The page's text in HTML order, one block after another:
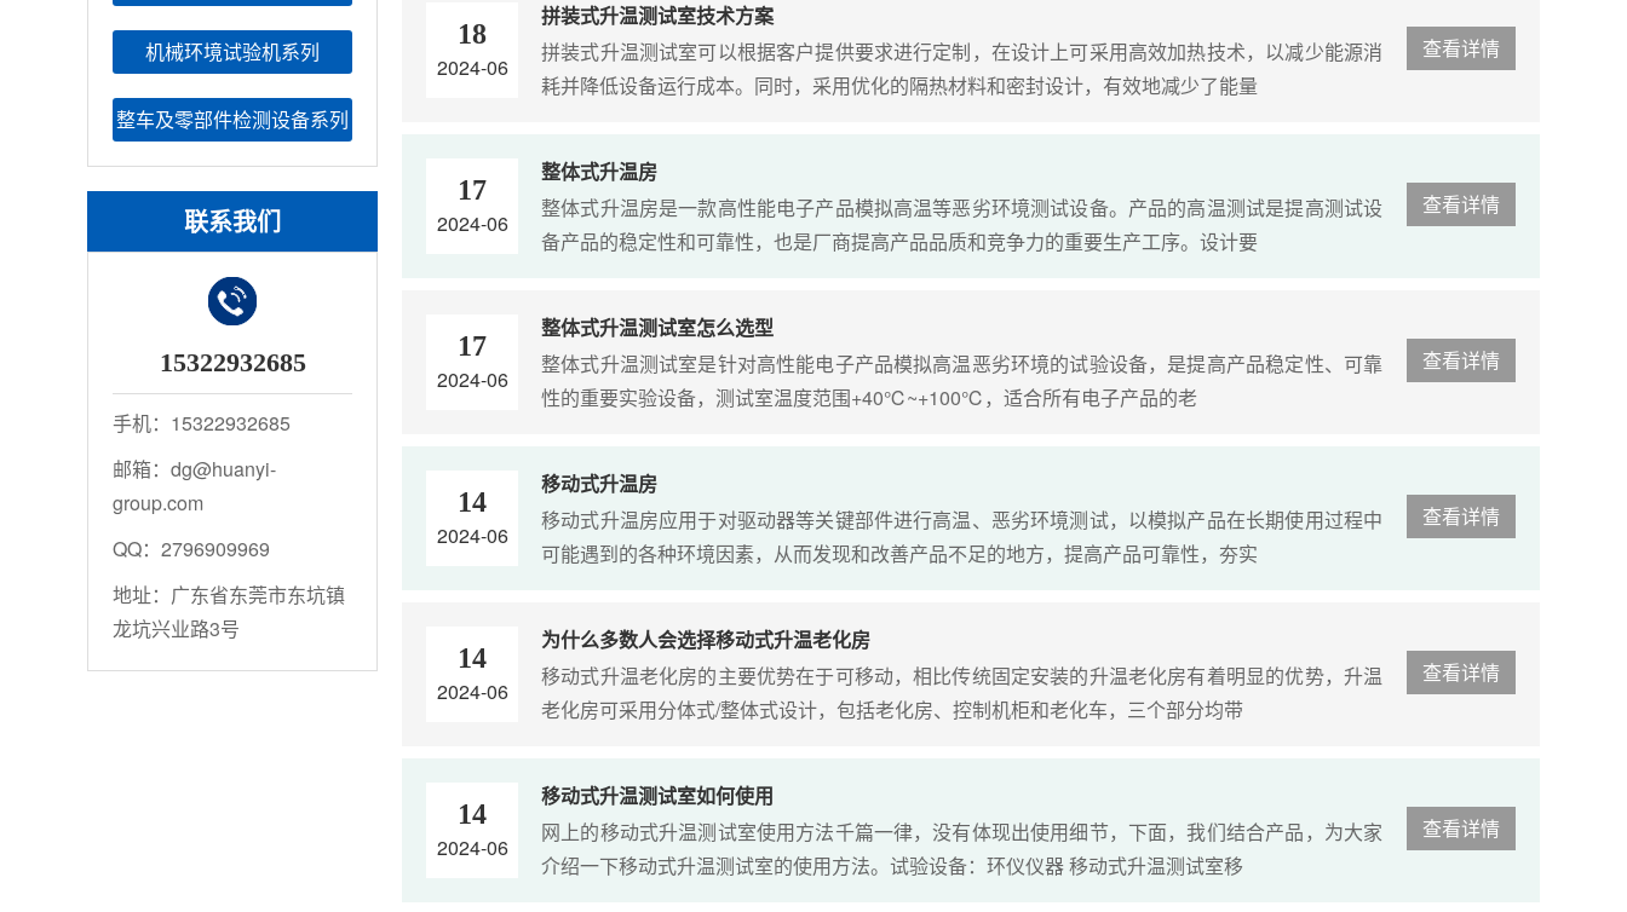
机械环境试验机系列
整车及零部件检测设备系列
联系我们
15322932685
手机：15322932685
邮箱：dg@huanyi-
group.com
QQ：2796909969
地址：广东省东莞市东坑镇
龙坑兴业路3号
查看详情
18
2024-06
拼装式升温测试室技术方案
拼装式升温测试室可以根据客户提供要求进行定制，在设计上可采用高效加热技术，以减少能源消
耗并降低设备运行成本。同时，采用优化的隔热材料和密封设计，有效地减少了能量
查看详情
17
2024-06
整体式升温房
整体式升温房是一款高性能电子产品模拟高温等恶劣环境测试设备。产品的高温测试是提高测试设
备产品的稳定性和可靠性，也是厂商提高产品品质和竞争力的重要生产工序。设计要
查看详情
17
2024-06
整体式升温测试室怎么选型
整体式升温测试室是针对高性能电子产品模拟高温恶劣环境的试验设备，是提高产品稳定性、可靠
性的重要实验设备，测试室温度范围+40℃~+100℃，适合所有电子产品的老
查看详情
14
2024-06
移动式升温房
移动式升温房应用于对驱动器等关键部件进行高温、恶劣环境测试，以模拟产品在长期使用过程中
可能遇到的各种环境因素，从而发现和改善产品不足的地方，提高产品可靠性，夯实
查看详情
14
2024-06
为什么多数人会选择移动式升温老化房
移动式升温老化房的主要优势在于可移动，相比传统固定安装的升温老化房有着明显的优势，升温
老化房可采用分体式/整体式设计，包括老化房、控制机柜和老化车，三个部分均带
查看详情
14
2024-06
移动式升温测试室如何使用
网上的移动式升温测试室使用方法千篇一律，没有体现出使用细节，下面，我们结合产品，为大家
介绍一下移动式升温测试室的使用方法。试验设备：环仪仪器 移动式升温测试室移